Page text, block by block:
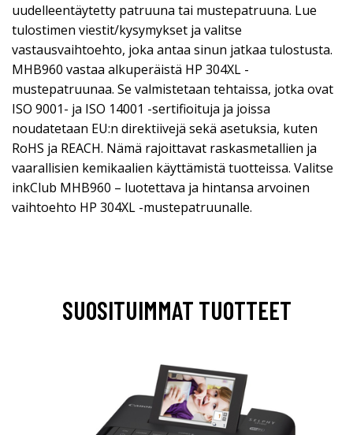
uudelleentäytetty patruuna tai mustepatruuna. Lue
tulostimen viestit/kysymykset ja valitse
vastausvaihtoehto, joka antaa sinun jatkaa tulostusta.
MHB960 vastaa alkuperäistä HP 304XL -
mustepatruunaa. Se valmistetaan tehtaissa, jotka ovat
ISO 9001- ja ISO 14001 -sertifioituja ja joissa
noudatetaan EU:n direktiivejä sekä asetuksia, kuten
RoHS ja REACH. Nämä rajoittavat raskasmetallien ja
vaarallisien kemikaalien käyttämistä tuotteissa. Valitse
inkClub MHB960 – luotettava ja hintansa arvoinen
vaihtoehto HP 304XL -mustepatruunalle.
SUOSITUIMMAT TUOTTEET